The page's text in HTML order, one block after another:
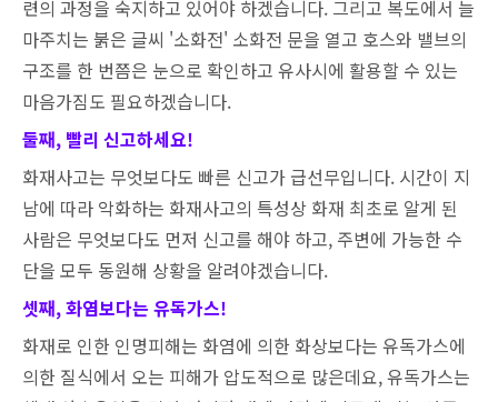
련의 과정을 숙지하고 있어야 하겠습니다. 그리고 복도에서 늘
마주치는 붉은 글씨 '소화전' 소화전 문을 열고 호스와 밸브의
구조를 한 번쯤은 눈으로 확인하고 유사시에 활용할 수 있는
마음가짐도 필요하겠습니다.
둘째, 빨리 신고하세요!
화재사고는 무엇보다도 빠른 신고가 급선무입니다. 시간이 지
남에 따라 악화하는 화재사고의 특성상 화재 최초로 알게 된
사람은 무엇보다도 먼저 신고를 해야 하고, 주변에 가능한 수
단을 모두 동원해 상황을 알려야겠습니다.
셋째, 화염보다는 유독가스!
화재로 인한 인명피해는 화염에 의한 화상보다는 유독가스에
의한 질식에서 오는 피해가 압도적으로 많은데요, 유독가스는